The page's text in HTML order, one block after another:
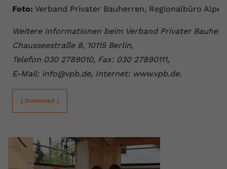
Foto: Verband Privater Bauherren, Regionalbüro
Weitere Informationen beim Verband Privater
Chausseestraße 8, 10115 Berlin,
Telefon 030 2789010, Fax: 030 27890111,
E-Mail: info@vpb.de, Internet: www.vpb.de.
[ Download ]